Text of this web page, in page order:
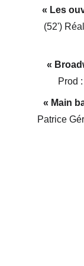
« Les
(52')
«
Prod
« Main
Patrice